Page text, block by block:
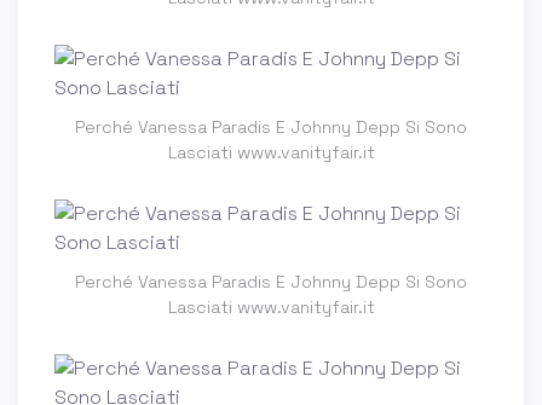
Perché Vanessa Paradis E Johnny Depp Si Sono
Lasciati www.vanityfair.it
Perché Vanessa Paradis E Johnny Depp Si Sono
Lasciati www.vanityfair.it